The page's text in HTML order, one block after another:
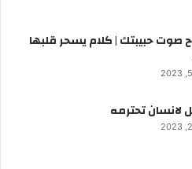
صوت حبيبتك | كلام يسحر قلبها
لانسان تحترمه